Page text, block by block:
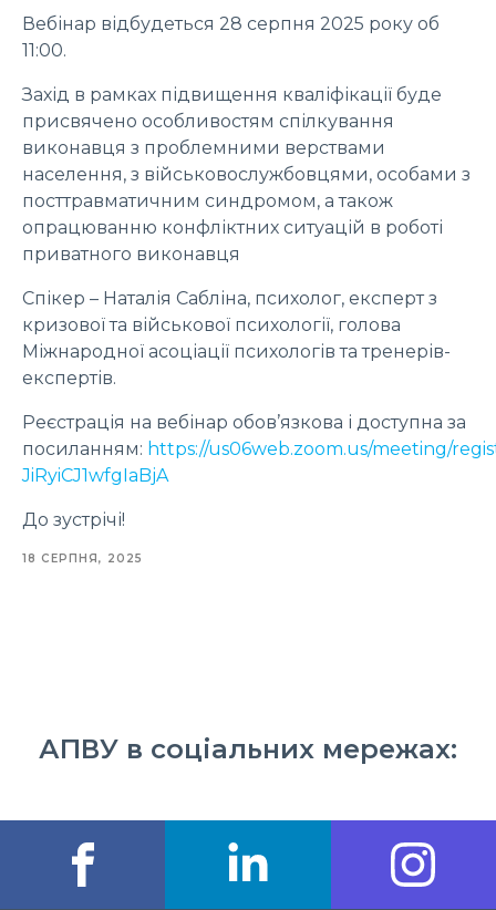
Вебінар відбудеться 28 серпня 2025 року об
11:00.
Захід в рамках підвищення кваліфікації буде
присвячено особливостям спілкування
виконавця з проблемними верствами
населення, з військовослужбовцями, особами з
посттравматичним синдромом, а також
опрацюванню конфліктних ситуацій в роботі
приватного виконавця
Спікер – Наталія Сабліна, психолог, експерт з
кризової та військової психології, голова
Міжнародної асоціації психологів та тренерів-
експертів.
Реєстрація на вебінар обов’язкова і доступна за
посиланням: https://us06web.zoom.us/meeting/
JiRyiCJ1wfgIaBjA
До зустрічі!
18 СЕРПНЯ, 2025
АПВУ в соціальних мережах: